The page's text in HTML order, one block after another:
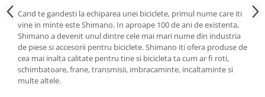
Cand te gandesti la echiparea unei biciclete, primul nume care iti
vine in minte este Shimano. In aproape 100 de ani de existenta,
Shimano a devenit unul dintre cele mai mari nume din industria
de piese si accesorii pentru biciclete. Shimano iti ofera produse de
cea mai inalta calitate pentru tine si bicicleta ta cum ar fi roti,
schimbatoare, frane, transmisii, imbracaminte, incaltaminte si
multe altele.